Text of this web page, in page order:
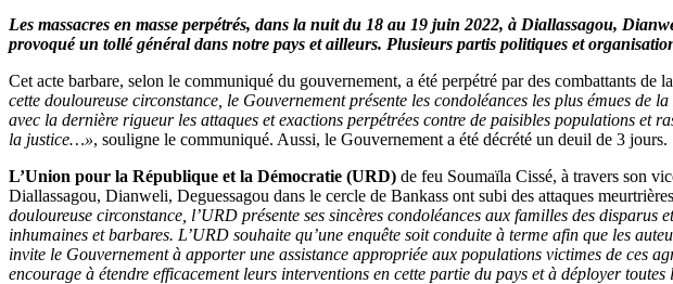
Les massacres en masse perpétrés, dans la nuit du 18 au 19 juin 2022, à Diallassagou,
provoqué un tollé général dans notre pays et ailleurs. Plusieurs partis politiques et
Cet acte barbare, selon le communiqué du gouvernement, a été perpétré par des combattants
cette douloureuse circonstance, le Gouvernement présente les condoléances les plus émues
avec la dernière rigueur les attaques et exactions perpétrées contre de paisibles populations et
la justice…», souligne le communiqué. Aussi, le Gouvernement a été décrété un deuil de 3 jours.
L’Union pour la République et la Démocratie (URD) de feu Soumaïla Cissé, à travers son
Diallassagou, Dianweli, Deguessagou dans le cercle de Bankass ont subi des attaques
douloureuse circonstance, l’URD présente ses sincères condoléances aux familles des
inhumaines et barbares. L’URD souhaite qu’une enquête soit conduite à terme afin que les
invite le Gouvernement à apporter une assistance appropriée aux populations victimes de ces
encourage à étendre efficacement leurs interventions en cette partie du pays et à déployer toutes